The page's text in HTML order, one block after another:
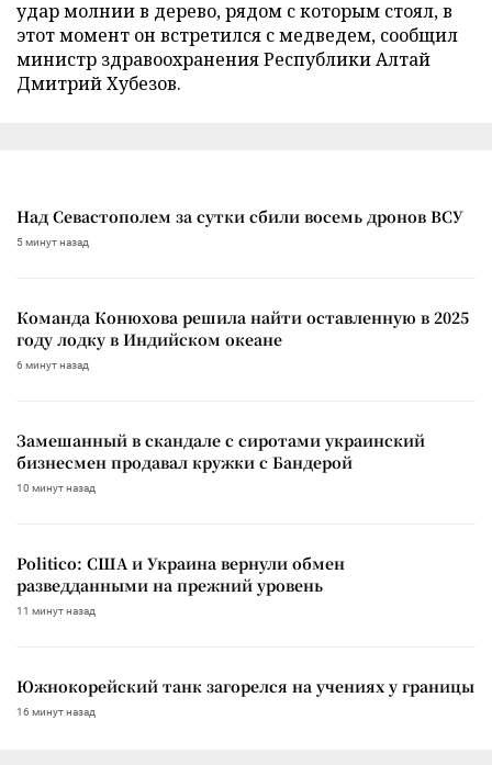
удар молнии в дерево, рядом с которым стоял, в
этот момент он встретился с медведем, сообщил
министр здравоохранения Республики Алтай
Дмитрий Хубезов.
Над Севастополем за сутки сбили восемь дронов ВСУ
5 минут назад
Команда Конюхова решила найти оставленную в 2025
году лодку в Индийском океане
6 минут назад
Замешанный в скандале с сиротами украинский
бизнесмен продавал кружки с Бандерой
10 минут назад
Politico: США и Украина вернули обмен
разведданными на прежний уровень
11 минут назад
Южнокорейский танк загорелся на учениях у границы
16 минут назад